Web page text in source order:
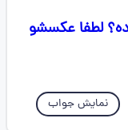
لطفا عکسشو
نمایش جواب